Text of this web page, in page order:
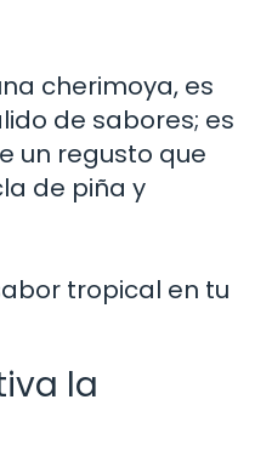
cherimoya, es
de sabores; es
un regusto que
de piña y
tropical en tu
la